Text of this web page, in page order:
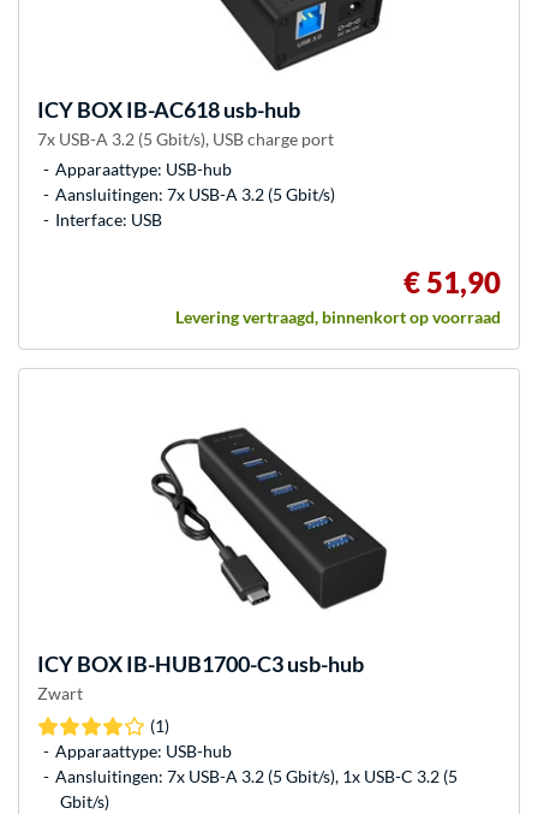
ICY BOXIB-AC618 usb-hub
7x USB-A 3.2 (5 Gbit/s), USB charge port
Apparaattype: USB-hub
Aansluitingen: 7x USB-A 3.2 (5 Gbit/s)
Interface: USB
€ 51,90
Levering vertraagd, binnenkort op voorraad
ICY BOXIB-HUB1700-C3 usb-hub
Zwart
(1)
Apparaattype: USB-hub
Aansluitingen: 7x USB-A 3.2 (5 Gbit/s), 1x USB-C 3.2 (5
Gbit/s)